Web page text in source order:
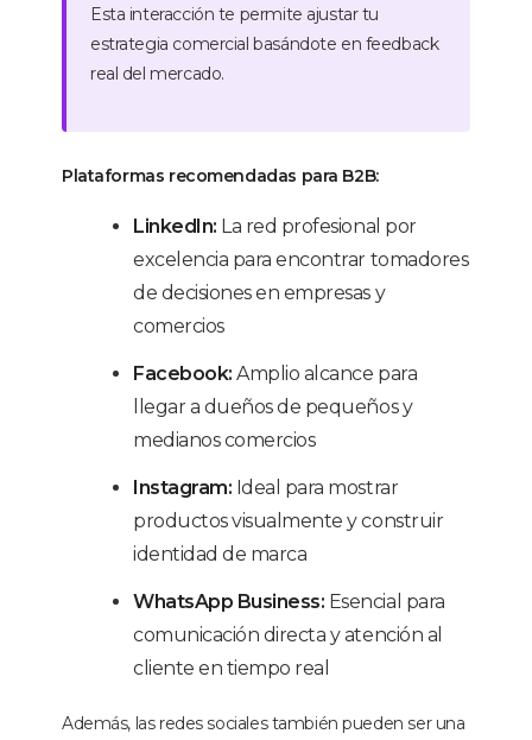
Esta interacción te permite ajustar tu
estrategia comercial basándote en feedback
real del mercado.
Plataformas recomendadas para B2B:
LinkedIn: La red profesional por
excelencia para encontrar tomadores
de decisiones en empresas y
comercios
Facebook: Amplio alcance para
llegar a dueños de pequeños y
medianos comercios
Instagram: Ideal para mostrar
productos visualmente y construir
identidad de marca
WhatsApp Business: Esencial para
comunicación directa y atención al
cliente en tiempo real
Además, las redes sociales también pueden ser una